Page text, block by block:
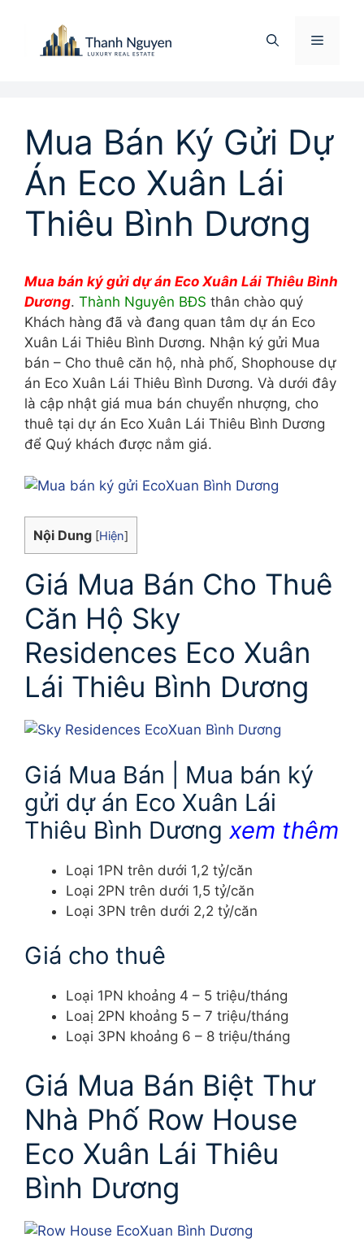
Menu
Mua Bán Ký Gửi Dự
Án Eco Xuân Lái
Thiêu Bình Dương
Mua bán ký gửi dự án Eco Xuân Lái Thiêu Bình
Dương. Thành Nguyên BĐS thân chào quý
Khách hàng đã và đang quan tâm dự án Eco
Xuân Lái Thiêu Bình Dương. Nhận ký gửi Mua
bán – Cho thuê căn hộ, nhà phố, Shophouse dự
án Eco Xuân Lái Thiêu Bình Dương. Và dưới đây
là cập nhật giá mua bán chuyển nhượng, cho
thuê tại dự án Eco Xuân Lái Thiêu Bình Dương
để Quý khách được nắm giá.
Nội Dung [Hiện]
Giá Mua Bán Cho Thuê
Căn Hộ Sky
Residences Eco Xuân
Lái Thiêu Bình Dương
Giá Mua Bán | Mua bán ký
gửi dự án Eco Xuân Lái
Thiêu Bình Dương xem thêm
Loại 1PN trên dưới 1,2 tỷ/căn
Loại 2PN trên dưới 1,5 tỷ/căn
Loại 3PN trên dưới 2,2 tỷ/căn
Giá cho thuê
Loại 1PN khoảng 4 – 5 triệu/tháng
Loaị 2PN khoảng 5 – 7 triệu/tháng
Loại 3PN khoảng 6 – 8 triệu/tháng
Giá Mua Bán Biệt Thư
Nhà Phố Row House
Eco Xuân Lái Thiêu
Bình Dương